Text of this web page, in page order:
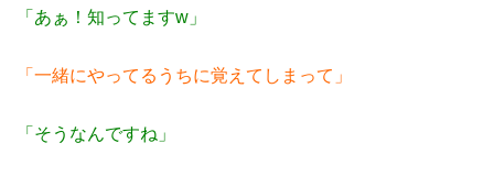
「あぁ！知ってますw」
「一緒にやってるうちに覚えてしまって」
「そうなんですね」